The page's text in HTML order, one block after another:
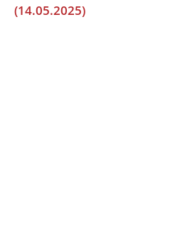
(14.05.2025)